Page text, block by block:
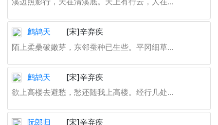
鹧鸪天
[宋]辛弃疾
陌上柔桑破嫩芽，东邻蚕种已生些。平冈细草...
鹧鸪天
[宋]辛弃疾
欲上高楼去避愁，愁还随我上高楼。经行几处...
阮郎归
[宋]辛弃疾